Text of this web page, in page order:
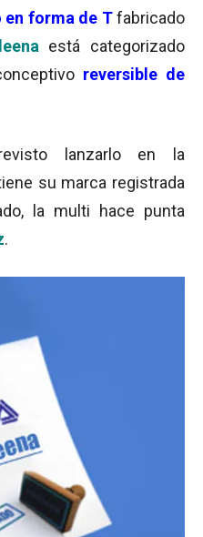
forma de Tfabricado
está categorizado
reversible de
lanzarlo en la
su marca registrada
la multi hace punta
.